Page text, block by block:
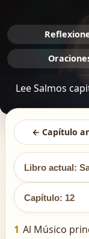
Lee Salmos
← Capítulo
Libro actual:
Capítulo: 12
1 Al Músico